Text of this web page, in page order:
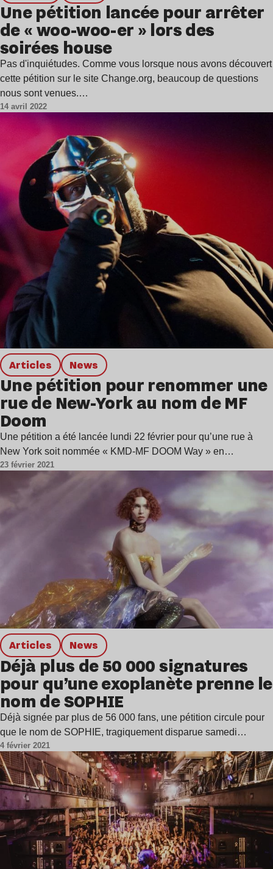
Une pétition lancée pour arrêter
de « woo-woo-er » lors des
soirées house
Pas d'inquiétudes. Comme vous lorsque nous avons découvert
cette pétition sur le site Change.org, beaucoup de questions
nous sont venues.…
14 avril 2022
Articles news
Une pétition pour renommer une
rue de New-York au nom de MF
Doom
Une pétition a été lancée lundi 22 février pour qu’une rue à
New York soit nommée « KMD-MF DOOM Way » en…
23 février 2021
Articles news
Déjà plus de 50 000 signatures
pour qu’une exoplanète prenne le
nom de SOPHIE
Déjà signée par plus de 56 000 fans, une pétition circule pour
que le nom de SOPHIE, tragiquement disparue samedi…
4 février 2021